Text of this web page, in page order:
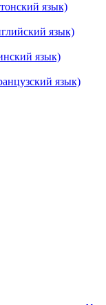
язык)
язык)
язык)
язык)